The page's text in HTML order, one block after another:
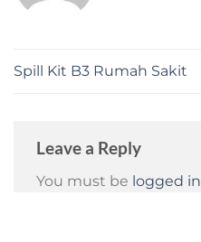
Spill Kit B3 Rumah Sakit
Leave a Reply
You must be logged in